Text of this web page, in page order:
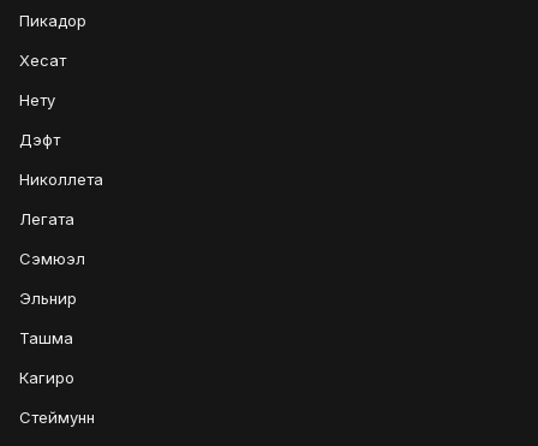
Пикадор
Хесат
Нету
Дэфт
Николлета
Легата
Сэмюэл
Эльнир
Ташма
Кагиро
Стеймунн